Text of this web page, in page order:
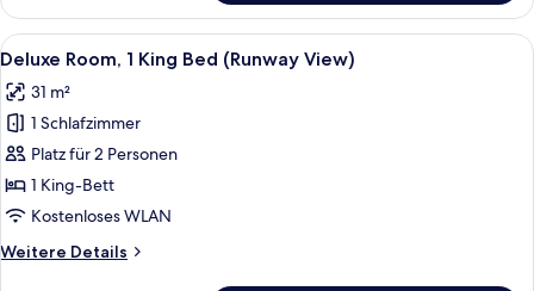
Zimmer,
1 King-
Bett,
Alle
Fotos
für
Deluxe
Room,
1
King
(Runway
Hochwertige Bettwaren,
5
Deluxe Room, 1 King Bed (Runway View)
31 m²
1 Schlafzimmer
Platz für 2 Personen
1 King-Bett
Kostenloses WLAN
Weitere Details
Weitere